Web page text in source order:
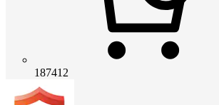
187412